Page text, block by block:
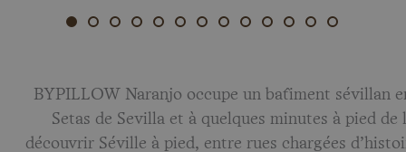
BYPILLOW Naranjo occupe un bâtiment sévillan
Setas de Sevilla et à quelques minutes à pied
découvrir Séville à pied, entre rues chargées